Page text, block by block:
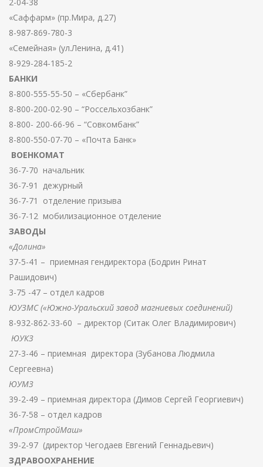
«Саффарм» (пр.Мира, д.27)
8-987-869-780-3
«Семейная» (ул.Ленина, д.41)
8-929-284-185-2
БАНКИ
8-800-555-55-50 – «Сбербанк”
8-800-200-02-90 – “Россельхозбанк”
8-800- 200-66-96 – “Совкомбанк”
8-800-550-07-70 – «Почта Банк»
ВОЕНКОМАТ
36-7-70 начальник
36-7-91 дежурный
36-7-71 отделение призыва
36-7-12 мобилизационное отделение
ЗАВОДЫ
«Долина»
37-5-41 – приемная гендиректора (Бодрин Ринат
Рашидович)
3-75 -47 – отдел кадров
ЮУЗМС («Южно-Уральский завод магниевых соединений)
8-932-862-33-60 – директор (Ситак Олег Владимирович)
ЮУКЗ
27-3-46 – приемная директора (Зубанова Людмила
Сергеевна)
ЮУМЗ
39-2-49 – приемная директора (Димов Сергей Георгиевич)
36-7-58 – отдел кадров
«ПромСтройМаш»
39-2-97 (директор Чегодаев Евгений Геннадьевич)
ЗДРАВООХРАНЕНИЕ